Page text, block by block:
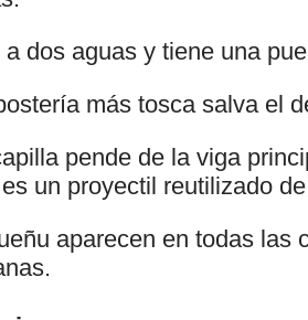
dos aguas y tiene una
más tosca salva el
pende de la viga
un proyectil reutilizado
aparecen en todas las